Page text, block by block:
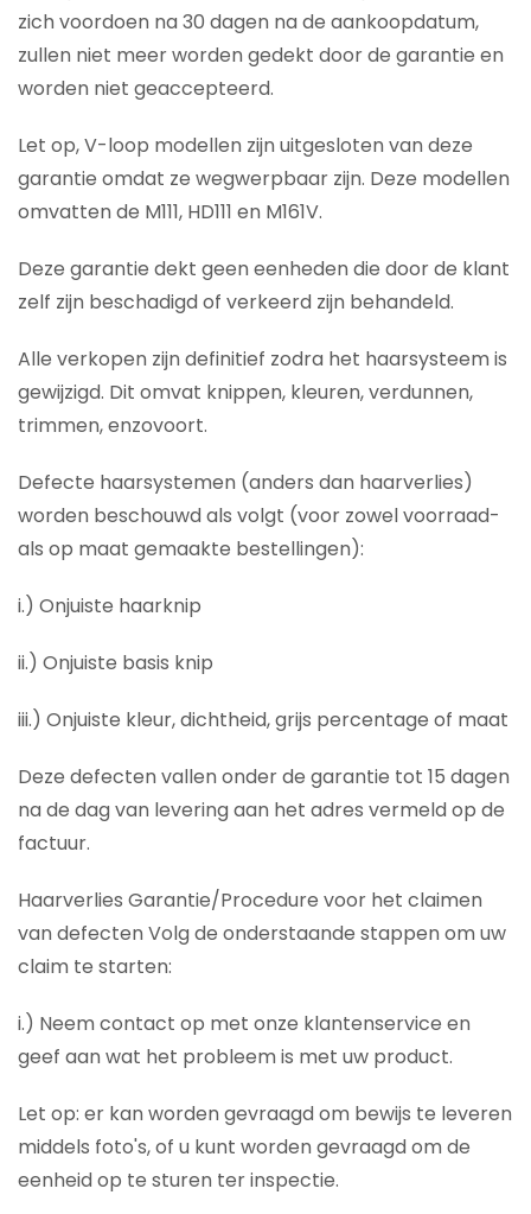
zich voordoen na 30 dagen na de aankoopdatum,
zullen niet meer worden gedekt door de garantie en
worden niet geaccepteerd.
Let op, V-loop modellen zijn uitgesloten van deze
garantie omdat ze wegwerpbaar zijn. Deze modellen
omvatten de M111, HD111 en M161V.
Deze garantie dekt geen eenheden die door de klant
zelf zijn beschadigd of verkeerd zijn behandeld.
Alle verkopen zijn definitief zodra het haarsysteem is
gewijzigd. Dit omvat knippen, kleuren, verdunnen,
trimmen, enzovoort.
Defecte haarsystemen (anders dan haarverlies)
worden beschouwd als volgt (voor zowel voorraad-
als op maat gemaakte bestellingen):
i.) Onjuiste haarknip
ii.) Onjuiste basis knip
iii.) Onjuiste kleur, dichtheid, grijs percentage of maat
Deze defecten vallen onder de garantie tot 15 dagen
na de dag van levering aan het adres vermeld op de
factuur.
Haarverlies Garantie/Procedure voor het claimen
van defecten Volg de onderstaande stappen om uw
claim te starten:
i.) Neem contact op met onze klantenservice en
geef aan wat het probleem is met uw product.
Let op: er kan worden gevraagd om bewijs te leveren
middels foto's, of u kunt worden gevraagd om de
eenheid op te sturen ter inspectie.